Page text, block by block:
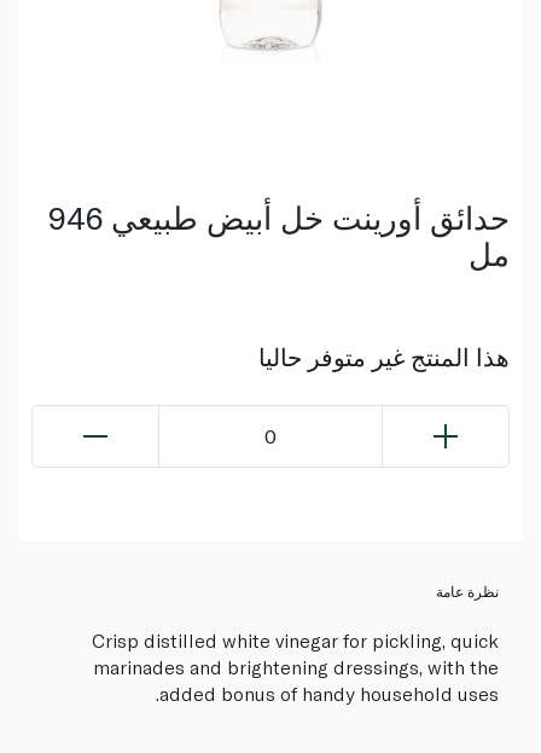
حدائق أورينت خل أبيض طبيعي 946
مل
هذا المنتج غير متوفر حاليا
0
نظرة عامة
Crisp distilled white vinegar for pickling, quick
marinades and brightening dressings, with the
added bonus of handy household uses.